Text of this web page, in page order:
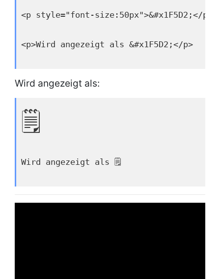
<p style="font-size:50px">&#x1F5D2;</p>
<p>Wird angezeigt als &#x1F5D2;</p>
Wird angezeigt als:
🗒
Wird angezeigt als 🗒